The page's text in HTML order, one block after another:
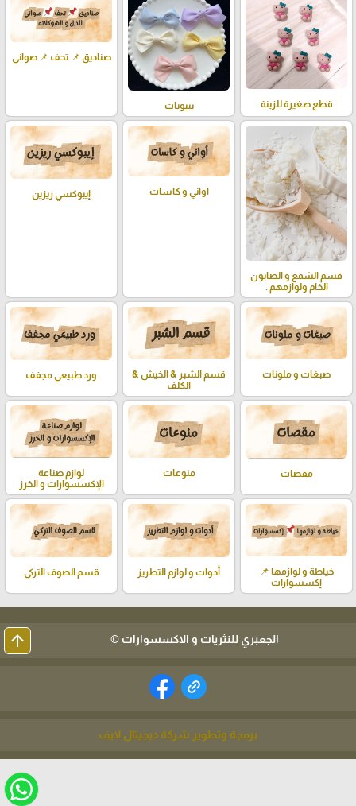
قطع صغيرة للزينة ببيونات
صناديق 📌 تحف 📌 صواني
قسم الشمع و الصابون
الخام ولوازمهم .
اواني و كاسات إيبوكسي ريزين
صبغات و ملونات
قسم الشبر & الخيش &
الكلف
ورد طبيعي مجفف
مقصات منوعات
لوازم صناعة
الإكسسوارات و الخرز
خياطة و لوازمها 📌
إكسسوارات
أدوات و لوازم التطريز قسم الصوف التركي
الجعبري للنثريات و الاكسسوارات © arrow_upward
برمجة وتطوير شركة ديجيتال لايف